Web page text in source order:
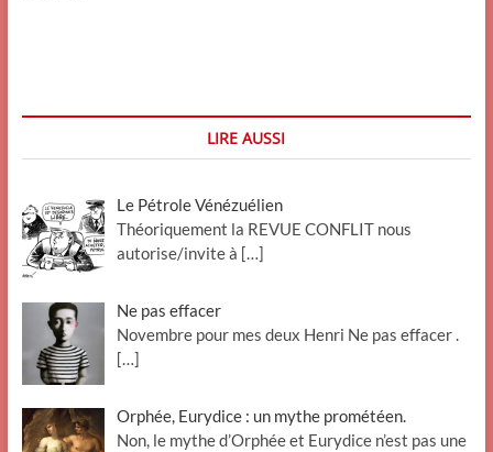
LIRE AUSSI
Le Pétrole Vénézuélien
Théoriquement la REVUE CONFLIT nous
autorise/invite à […]
Ne pas effacer
Novembre pour mes deux Henri Ne pas effacer .
[…]
Orphée, Eurydice : un mythe prométéen.
Non, le mythe d’Orphée et Eurydice n’est pas une